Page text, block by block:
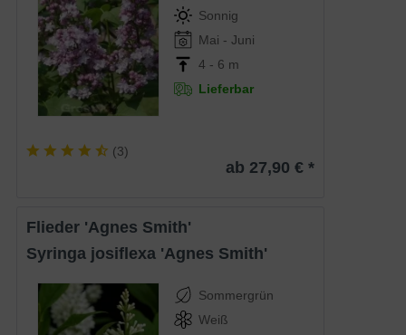
Sonnig
Mai - Juni
4 - 6 m
Lieferbar
(3)
ab 27,90 € *
Flieder 'Agnes Smith'
Syringa josiflexa 'Agnes Smith'
Sommergrün
Weiß